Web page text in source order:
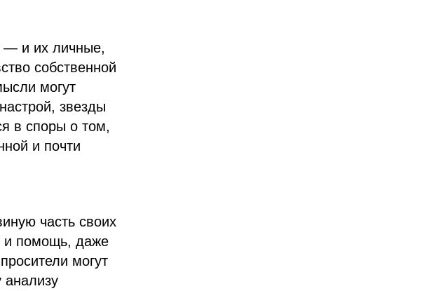
— и их личные,
собственной
могут
звезды
в споры о том,
и почти
часть своих
и помощь, даже
могут
анализу